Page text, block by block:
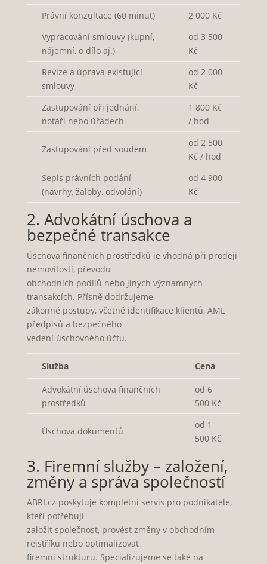
Právní konzultace (60 minut)
2 000 Kč
Vypracování smlouvy (kupní,
nájemní, o dílo aj.)
od 3 500
Kč
Revize a úprava existující
smlouvy
od 2 000
Kč
Zastupování při jednání,
notáři nebo úřadech
1 800 Kč
/ hod
Zastupování před soudem
od 2 500
Kč / hod
Sepis právních podání
(návrhy, žaloby, odvolání)
od 4 900
Kč
2. Advokátní úschova a
bezpečné transakce
Úschova finančních prostředků je vhodná při prodeji
nemovitostí, převodu
obchodních podílů nebo jiných významných
transakcích. Přísně dodržujeme
zákonné postupy, včetně identifikace klientů, AML
předpisů a bezpečného
vedení úschovného účtu.
Služba Cena
Advokátní úschova finančních
prostředků
od 6
500 Kč
Úschova dokumentů
od 1
500 Kč
3. Firemní služby – založení,
změny a správa společností
ABRI.cz poskytuje kompletní servis pro podnikatele,
kteří potřebují
založit společnost, provést změny v obchodním
rejstříku nebo optimalizovat
firemní strukturu. Specializujeme se také na